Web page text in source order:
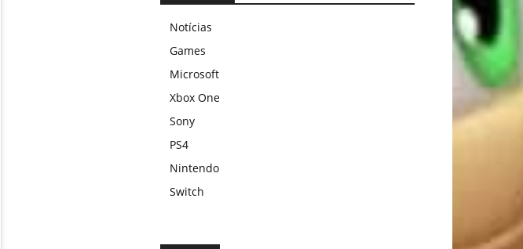
Notícias
Games
Microsoft
Xbox One
Sony
PS4
Nintendo
Switch